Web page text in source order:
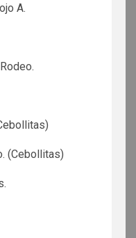
A.
(Cebollitas)